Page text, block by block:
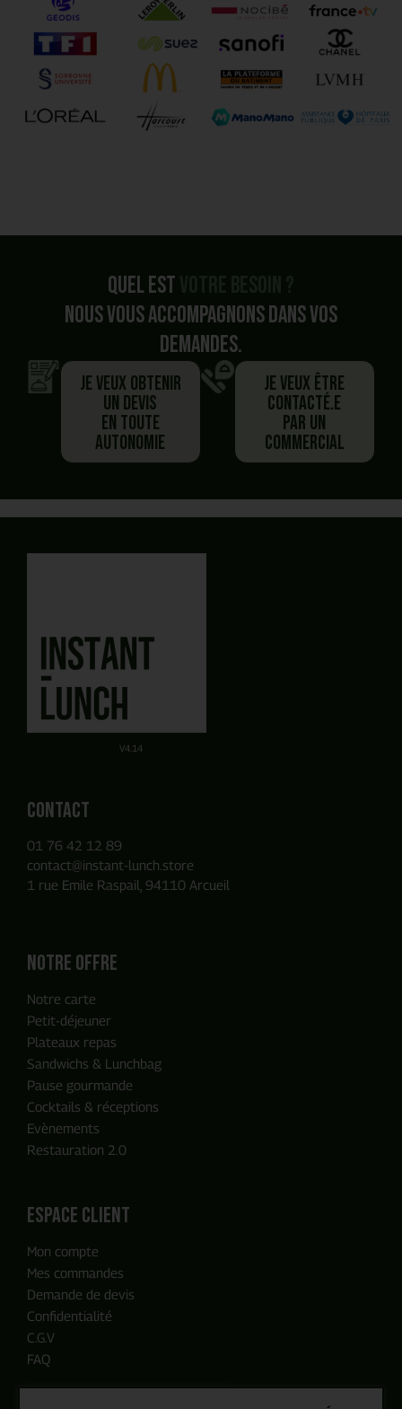
Quel est
Nous vous accompagnons dans vos
demandes.
Je veux obtenir
un devis
en toute
autonomie
Je veux être
contacté.e
par un
commercial
Vous avez commencé un panier,
Vous souhaitezgénérer un devis PDF
J'obtiens mon devis en ligne
en quelques clics
base des produits que vous avez ajouté à votre panier.
Besoin de plus d'information ?
Vous préférez
Planifier un rendez-vous
avec un commercial
Ou utilisez notre Formulaire de contact
Notre équipe reviendra vers vous
en moins de 24h, c'est promis
V4.14
Contact
01 76 42 12 89
contact@instant-lunch.store
1 rue Emile Raspail, 94110 Arcueil
Notre offre
Notre carte
Petit-déjeuner
Plateaux repas
Sandwichs & Lunchbag
Pause gourmande
Cocktails & réceptions
Evènements
Restauration 2.0
espace client
Mon compte
Mes commandes
Demande de devis
Confidentialité
C.G.V
FAQ